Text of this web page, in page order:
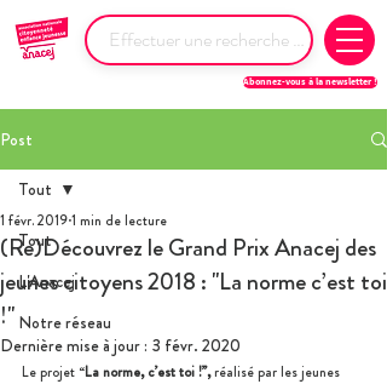
Abonnez-vous à la newsletter !
Post
Tout
L'Anacej
Notre réseau
Tout
(Re)Découvrez le Grand Prix Anacej des
jeunes citoyens 2018 : "La norme c’est toi
!"
1 févr. 20191 min de lecture
Dernière mise à jour : 3 févr. 2020
Le projet “La norme, c’est toi !”, réalisé par les jeunes